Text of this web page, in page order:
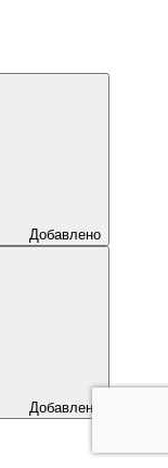
Добавлено
Добавлено